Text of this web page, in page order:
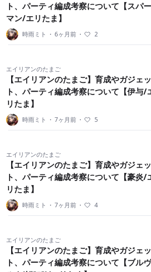
ト、パーティ編成考察について【スパ
マン/エリたま】
時雨ミト ・ 6ヶ月前 ・ 2
エイリアンのたまご
【エイリアンのたまご】育成やガジェッ
ト、パーティ編成考察について【伊与/
リたま】
時雨ミト ・ 7ヶ月前 ・ 5
エイリアンのたまご
【エイリアンのたまご】育成やガジェッ
ト、パーティ編成考察について【豪炎/
リたま】
時雨ミト ・ 7ヶ月前 ・ 4
エイリアンのたまご
【エイリアンのたまご】育成やガジェッ
ト、パーティ編成考察について【ブル